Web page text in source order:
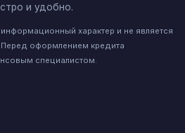
и удобно.
характер и не является
оформлением кредита
специалистом.